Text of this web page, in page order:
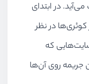
در ابتدای
در نظر
که
جریمه روی آن‌ها